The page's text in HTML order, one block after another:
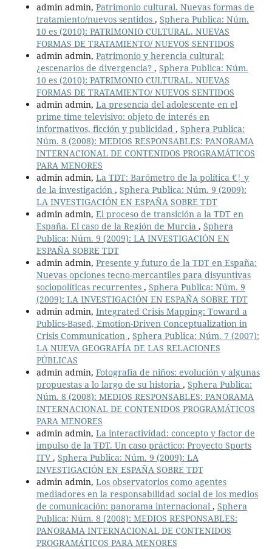
admin admin, Patrimonio cultural. Nuevas formas de
tratamiento/nuevos sentidos , Sphera Publica: Núm.
10 es (2010): PATRIMONIO CULTURAL. NUEVAS
FORMAS DE TRATAMIENTO/ NUEVOS SENTIDOS
admin admin, Patrimonio y herencia cultural:
¿escenarios de divergencia? , Sphera Publica: Núm.
10 es (2010): PATRIMONIO CULTURAL. NUEVAS
FORMAS DE TRATAMIENTO/ NUEVOS SENTIDOS
admin admin, La presencia del adolescente en el
prime time televisivo: objeto de interés en
informativos, ficción y publicidad , Sphera Publica:
Núm. 8 (2008): MEDIOS RESPONSABLES: PANORAMA
INTERNACIONAL DE CONTENIDOS PROGRAMÁTICOS
PARA MENORES
admin admin, La TDT: Barómetro de la política €¦ y
de la investigación , Sphera Publica: Núm. 9 (2009):
LA INVESTIGACIÓN EN ESPAÑA SOBRE TDT
admin admin, El proceso de transición a la TDT en
España. El caso de la Región de Murcia , Sphera
Publica: Núm. 9 (2009): LA INVESTIGACIÓN EN
ESPAÑA SOBRE TDT
admin admin, Presente y futuro de la TDT en España:
Nuevas opciones tecno-mercantiles para disyuntivas
sociopolíticas recurrentes , Sphera Publica: Núm. 9
(2009): LA INVESTIGACIÓN EN ESPAÑA SOBRE TDT
admin admin, Integrated Crisis Mapping: Toward a
Publics-Based, Emotion-Driven Conceptualization in
Crisis Communication , Sphera Publica: Núm. 7 (2007):
LA NUEVA GEOGRAFÍA DE LAS RELACIONES
PÚBLICAS
admin admin, Fotografía de niños: evolución y algunas
propuestas a lo largo de su historia , Sphera Publica:
Núm. 8 (2008): MEDIOS RESPONSABLES: PANORAMA
INTERNACIONAL DE CONTENIDOS PROGRAMÁTICOS
PARA MENORES
admin admin, La interactividad: concepto y factor de
impulso de la TDT. Un caso práctico: Proyecto Sports
ITV, Sphera Publica: Núm. 9 (2009): LA
INVESTIGACIÓN EN ESPAÑA SOBRE TDT
admin admin, Los observatorios como agentes
mediadores en la responsabilidad social de los medios
de comunicación: panorama internacional , Sphera
Publica: Núm. 8 (2008): MEDIOS RESPONSABLES:
PANORAMA INTERNACIONAL DE CONTENIDOS
PROGRAMÁTICOS PARA MENORES